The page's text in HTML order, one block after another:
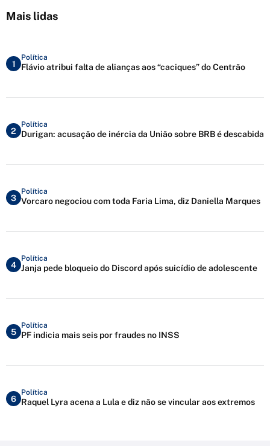
Mais lidas
1
Política
Flávio atribui falta de alianças aos “caciques” do Centrão
2
Política
Durigan: acusação de inércia da União sobre BRB é descabida
3
Política
Vorcaro negociou com toda Faria Lima, diz Daniella Marques
4
Política
Janja pede bloqueio do Discord após suicídio de adolescente
5
Política
PF indicia mais seis por fraudes no INSS
6
Política
Raquel Lyra acena a Lula e diz não se vincular aos extremos